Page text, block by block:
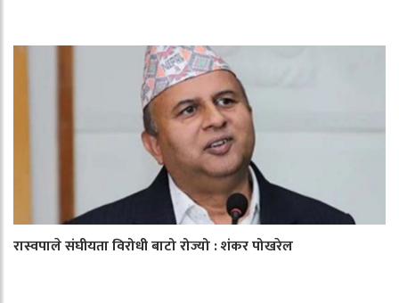
रास्वपाले संघीयता विरोधी बाटो रोज्यो : शंकर पोखरेल